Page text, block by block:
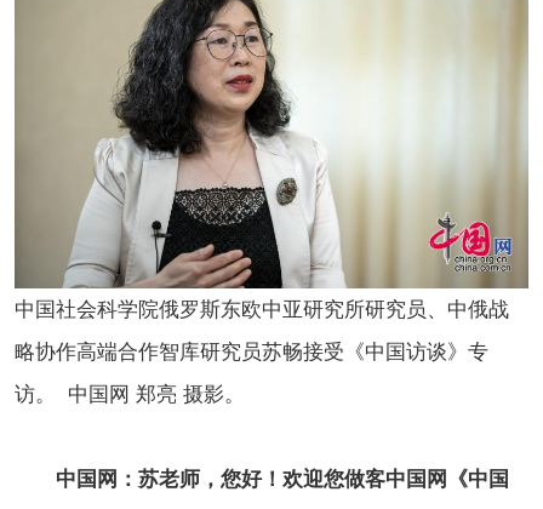
中国社会科学院俄罗斯东欧中亚研究所研究员、中俄战
略协作高端合作智库研究员苏畅接受《中国访谈》专
访。 中国网 郑亮 摄影。
中国网：苏老师，您好！欢迎您做客中国网《中国